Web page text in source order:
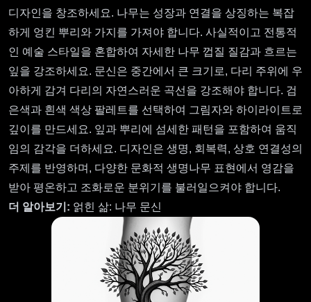
디자인을 창조하세요. 나무는 성장과 연결을 상징하는 복잡
하게 엉킨 뿌리와 가지를 가져야 합니다. 사실적이고 전통적
인 예술 스타일을 혼합하여 자세한 나무 껍질 질감과 흐르는
잎을 강조하세요. 문신은 중간에서 큰 크기로, 다리 주위에 우
아하게 감겨 다리의 자연스러운 곡선을 강조해야 합니다. 검
은색과 흰색 색상 팔레트를 선택하여 그림자와 하이라이트로
깊이를 만드세요. 잎과 뿌리에 섬세한 패턴을 포함하여 움직
임의 감각을 더하세요. 디자인은 생명, 회복력, 상호 연결성의
주제를 반영하며, 다양한 문화적 생명나무 표현에서 영감을
받아 평온하고 조화로운 분위기를 불러일으켜야 합니다.
더 알아보기: 얽힌 삶: 나무 문신